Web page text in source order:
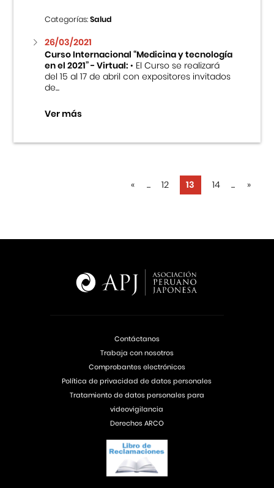
Categorías:Salud
26/03/2021
Curso Internacional “Medicina y tecnología
en el 2021” - Virtual:• El Curso se realizará
del 15 al 17 de abril con expositores invitados
de...
Ver más
« ... 12 13 14 ... »
Contáctanos
Trabaja con nosotros
Comprobantes electrónicos
Política de privacidad de datos personales
Tratamiento de datos personales para
videovigilancia
Derechos ARCO